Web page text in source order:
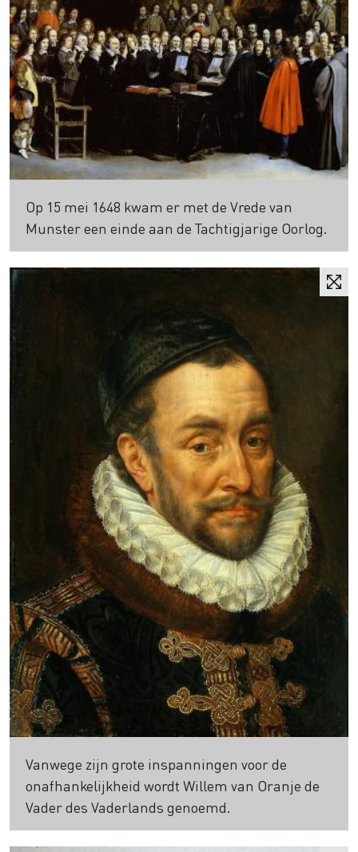
Op 15 mei 1648 kwam er met de Vrede van
Munster een einde aan de Tachtigjarige Oorlog.
Vanwege zijn grote inspanningen voor de
onafhankelijkheid wordt Willem van Oranje de
Vader des Vaderlands genoemd.